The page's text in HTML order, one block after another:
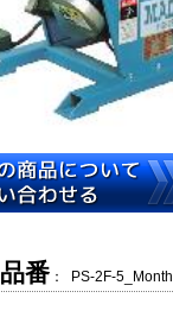
品番： PS-2F-5_Month